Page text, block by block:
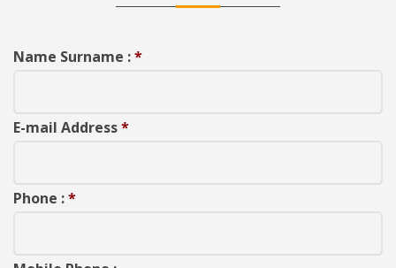
Name Surname :*
E-mail Address*
Phone :*